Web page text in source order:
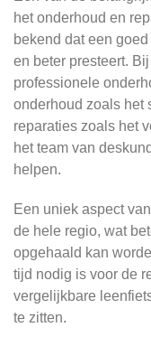
het onderhoud en
bekend dat een
en beter presteert.
professionele
onderhoud zoals het
reparaties zoals het
het team van
helpen.
Een uniek aspect
de hele regio, wat
opgehaald kan
tijd nodig is voor de
vergelijkbare
te zitten.